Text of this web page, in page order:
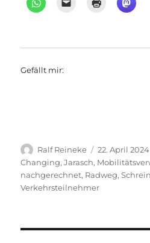
Gefällt mir:
Autor
Ralf Reineke
Veröffentlicht
am
22. April 2024
Changing,Jarasch,
nachgerechnet, Radweg,
Verkehrsteilnehmer